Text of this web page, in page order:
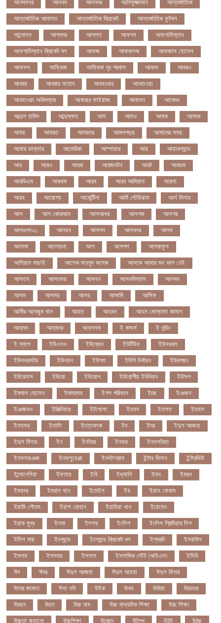
আনদলনর আননদ আননদর আনিসুজ্জামান আন্তর্জাতিক
আন্তর্জাতিক আদালত আন্তর্জাতিক ক্রিকেট আন্তর্জাতিক ফুটবল
আন্দোলন আপনদর আপলত আফগন আফগানিস্তান
আফগানিস্তান ক্রিকেট দল আফজ আফজলক আফজাল হোসেন
আফসস আফ্রিকা আফ্রিকা দূর পরবাস আবদন আবরও
আবরর আবরার ফাহাদ আবহওয়র আবহাওয়া
আবহাওয়া অধিদপ্তর আবারার ফাইয়াজ আবাসন আবেদন
আব্দুল হামিদ আব্দুল্লাহ আম আমও আমক আমদর
আমর আমরত আমরতর আমলপড়য় আমাদের সময়
আমার ডাক্তার আমেরিকা আম্পায়ার আয় আয়ারল্যান্ড
আর আরও আরক আরজনটন আরট আরডম
আরডিএম আরথক আরব আরব আমিরাত আরসা
আরহ আরোগ্য আর্জেন্টিনা আর্মি স্টেডিয়াম আর্ল মিলার
আল আল কোরআন আলআধর আলগক আলগর
আলঙগন২১ আলচন আলপন আলবনয় আলম
আলাদা আলোচনা আশ আশপশ আশরাফুল
আশিয়ান বাছাই আশেক মাহমুদ কলেজ আসকে আমার মন ভাল নেই
আসতন আসতনয় আসনন আসনবিন্যাস আসবন
আসম আসমর আসর আসামি আসিফ
আসীর আনজুম খান আহত আহবন আহম মোস্তফা কামাল
আহমদ আহমদর আহসনক ই কমার্স ই-বন্ডিং
ই-ম্যাপ ইউএনও ইউক্রেন ইউটিউব ইউনভরস
ইউনভরসটর ইউনয়ন ইউপত ইউপি নির্বাচন ইউরপয়ন
ইউরেনাস ইউরো ইউরোপ ইউরোপীয় ইউনিয়ন ইউসপ
ইকবাল হোসেন ইকমরসর ইগল পরিবহন ইচছ ইঞজন
ইঞজনও ইঞ্জিনিয়ার ইটখোলা ইতযদ ইতলত ইতহস
ইতহসর ইতালি ইত্তেফাক ইদ ইদর ইদুল আজহা
ইদুল ফিতর ইন ইনটরর ইনডয় ইনডসটরত
ইনফলয়ঞজ ইনফ্লুয়েঞ্জা ইনস্টাগ্রাম ইন্টার মিলান ইন্টারভিউ
ইন্দোনেশিয়া ইফতার ইবি ইভ্যালি ইমন ইমরন
ইমরনর ইমরান খান ইমেইল ইয় ইয়ান বোথাম
ইয়ামি গৌতম ইয়াশ রোহান ইয়াহিয়া খান ইয়েমেন
ইরাক যুদ্ধ ইলমা ইলশর ইংলিশ ইংলিশ প্রিমিয়ার লিগ
ইলিশ মাছ ইংল্যান্ড ইংল্যান্ড ক্রিকেট দল ইশ্বরদি ইসরাঈল
ইসলম ইসলমর ইসলাম ইসলামিক স্টেট (আইএস) ইসিবি
ঈদ ঈদর ঈদুল আজহা ঈদুল আযহা ঈদুল ফিতর
ঈদের জামাত ঈসা নবি উইক উখয উখিয়া উচচতর
উচছদ উচত উচ্চ দাম উচ্চ মাধ্যমিক শিক্ষা উচ্চ শিক্ষা
উচ্চতা বাড়ানো উচ্চশিক্ষা উচ্ছেদ উটপখ উঠই উঠছ